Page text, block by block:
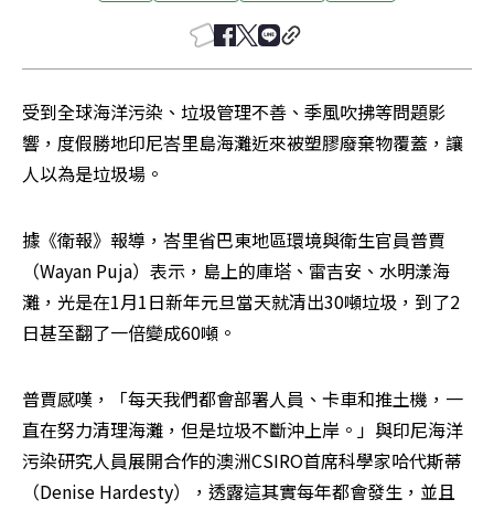
受到全球海洋污染、垃圾管理不善、季風吹拂等問題影
響，度假勝地印尼峇里島海灘近來被塑膠廢棄物覆蓋，讓
人以為是垃圾場。
據《衛報》報導，峇里省巴東地區環境與衛生官員普賈
（Wayan Puja）表示，島上的庫塔、雷吉安、水明漾海
灘，光是在1月1日新年元旦當天就清出30噸垃圾，到了2
日甚至翻了一倍變成60噸。
普賈感嘆，「每天我們都會部署人員、卡車和推土機，一
直在努力清理海灘，但是垃圾不斷沖上岸。」與印尼海洋
污染研究人員展開合作的澳洲CSIRO首席科學家哈代斯蒂
（Denise Hardesty），透露這其實每年都會發生，並且